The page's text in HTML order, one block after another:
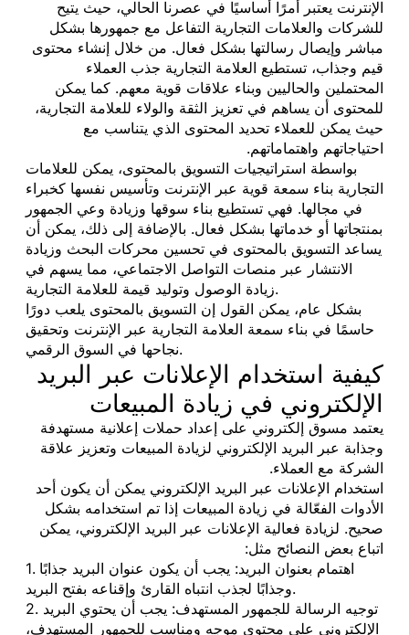
الإنترنت يعتبر أمرًا أساسيًا في عصرنا الحالي، حيث يتيح
للشركات والعلامات التجارية التفاعل مع جمهورها بشكل
مباشر وإيصال رسالتها بشكل فعال. من خلال إنشاء محتوى
قيم وجذاب، تستطيع العلامة التجارية جذب العملاء
المحتملين والحاليين وبناء علاقات قوية معهم. كما يمكن
للمحتوى أن يساهم في تعزيز الثقة والولاء للعلامة التجارية،
حيث يمكن للعملاء تحديد المحتوى الذي يتناسب مع
احتياجاتهم واهتماماتهم.
بواسطة استراتيجيات التسويق بالمحتوى، يمكن للعلامات
التجارية بناء سمعة قوية عبر الإنترنت وتأسيس نفسها كخبراء
في مجالها. فهي تستطيع بناء سوقها وزيادة وعي الجمهور
بمنتجاتها أو خدماتها بشكل فعال. بالإضافة إلى ذلك، يمكن أن
يساعد التسويق بالمحتوى في تحسين محركات البحث وزيادة
الانتشار عبر منصات التواصل الاجتماعي، مما يسهم في
زيادة الوصول وتوليد قيمة للعلامة التجارية.
بشكل عام، يمكن القول إن التسويق بالمحتوى يلعب دورًا
حاسمًا في بناء سمعة العلامة التجارية عبر الإنترنت وتحقيق
نجاحها في السوق الرقمي.
كيفية استخدام الإعلانات عبر البريد
الإلكتروني في زيادة المبيعات
يعتمد مسوق إلكتروني على إعداد حملات إعلانية مستهدفة
وجذابة عبر البريد الإلكتروني لزيادة المبيعات وتعزيز علاقة
الشركة مع العملاء.
استخدام الإعلانات عبر البريد الإلكتروني يمكن أن يكون أحد
الأدوات الفعّالة في زيادة المبيعات إذا تم استخدامه بشكل
صحيح. لزيادة فعالية الإعلانات عبر البريد الإلكتروني، يمكن
اتباع بعض النصائح مثل:
1. اهتمام بعنوان البريد: يجب أن يكون عنوان البريد جذابًا
وجذابًا لجذب انتباه القارئ وإقناعه بفتح البريد.
2. توجيه الرسالة للجمهور المستهدف: يجب أن يحتوي البريد
الإلكتروني على محتوى موجه ومناسب للجمهور المستهدف،